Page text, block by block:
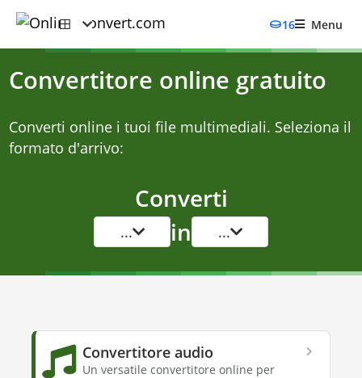
16 Menu
Convertitore online gratuito
Converti online i tuoi file multimediali. Seleziona il
formato d'arrivo:
Converti
... in ...
Convertitore audio
Un versatile convertitore online per